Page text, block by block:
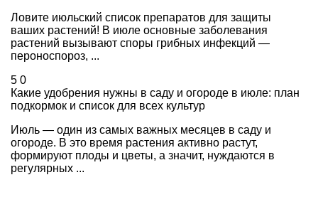
Ловите июльский список препаратов для защиты
ваших растений! В июле основные заболевания
растений вызывают споры грибных инфекций —
пероноспороз, ...
5 0
Какие удобрения нужны в саду и огороде в июле: план
подкормок и список для всех культур
Июль — один из самых важных месяцев в саду и
огороде. В это время растения активно растут,
формируют плоды и цветы, а значит, нуждаются в
регулярных ...